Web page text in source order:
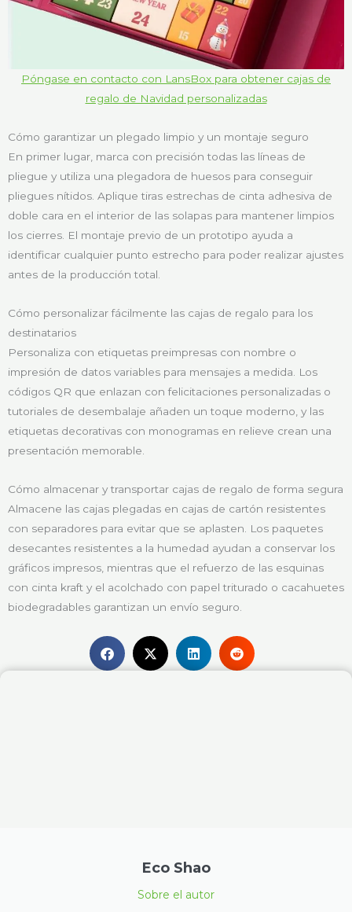
Póngase en contacto con LansBox para obtener cajas de
regalo de Navidad personalizadas
Cómo garantizar un plegado limpio y un montaje seguro
En primer lugar, marca con precisión todas las líneas de
pliegue y utiliza una plegadora de huesos para conseguir
pliegues nítidos. Aplique tiras estrechas de cinta adhesiva de
doble cara en el interior de las solapas para mantener limpios
los cierres. El montaje previo de un prototipo ayuda a
identificar cualquier punto estrecho para poder realizar ajustes
antes de la producción total.
Cómo personalizar fácilmente las cajas de regalo para los
destinatarios
Personaliza con etiquetas preimpresas con nombre o
impresión de datos variables para mensajes a medida. Los
códigos QR que enlazan con felicitaciones personalizadas o
tutoriales de desembalaje añaden un toque moderno, y las
etiquetas decorativas con monogramas en relieve crean una
presentación memorable.
Cómo almacenar y transportar cajas de regalo de forma segura
Almacene las cajas plegadas en cajas de cartón resistentes
con separadores para evitar que se aplasten. Los paquetes
desecantes resistentes a la humedad ayudan a conservar los
gráficos impresos, mientras que el refuerzo de las esquinas
con cinta kraft y el acolchado con papel triturado o cacahuetes
biodegradables garantizan un envío seguro.
Eco Shao
Sobre el autor